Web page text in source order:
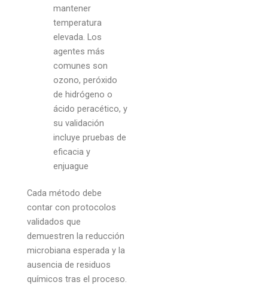
mantener
temperatura
elevada. Los
agentes más
comunes son
ozono, peróxido
de hidrógeno o
ácido peracético, y
su validación
incluye pruebas de
eficacia y
enjuague
Cada método debe
contar con protocolos
validados que
demuestren la reducción
microbiana esperada y la
ausencia de residuos
químicos tras el proceso.